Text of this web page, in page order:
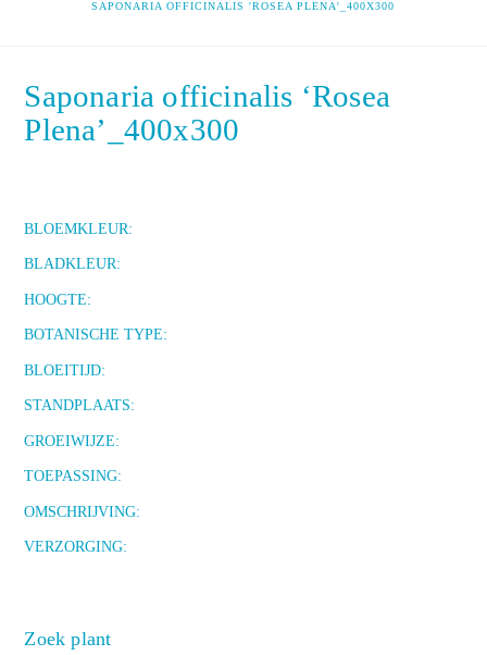
SAPONARIA OFFICINALIS 'ROSEA PLENA'_400X300
Saponaria officinalis ‘Rosea
Plena’_400x300
BLOEMKLEUR:
BLADKLEUR:
HOOGTE:
BOTANISCHE TYPE:
BLOEITIJD:
STANDPLAATS:
GROEIWIJZE:
TOEPASSING:
OMSCHRIJVING:
VERZORGING:
Zoek plant